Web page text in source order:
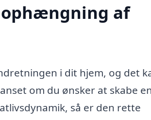
af
i dit hjem, og det
om du ønsker at skabe
så er den rette